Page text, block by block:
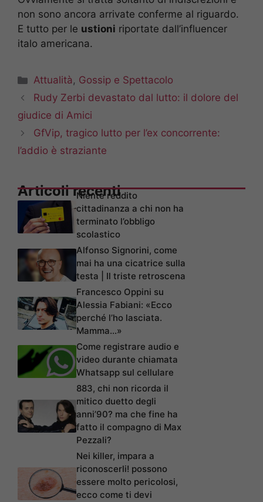
non sono ancora arrivate conferme al riguardo.
E tutto per le ustioni riportate dall’influencer
italo americana.
Categorie
Attualità , Gossip e Spettacolo
Rudy Zerbi devastato dal lutto: il dolore del
giudice di Amici
GfVip, tragico lutto per l’ex concorrente:
l’addio è straziante
Articoli recenti
Niente reddito
cittadinanza a chi non ha
terminato l’obbligo
scolastico
Alfonso Signorini, come
mai ha una cicatrice sulla
testa | Il triste retroscena
Francesco Oppini su
Alessia Fabiani: «Ecco
perché l’ho lasciata.
Mamma…»
Come registrare audio e
video durante chiamata
Whatsapp sul cellulare
883, chi non ricorda il
mitico duetto degli
anni’90? ma che fine ha
fatto il compagno di Max
Pezzali?
Nei killer, impara a
riconoscerli! possono
essere molto pericolosi,
ecco come ti devi